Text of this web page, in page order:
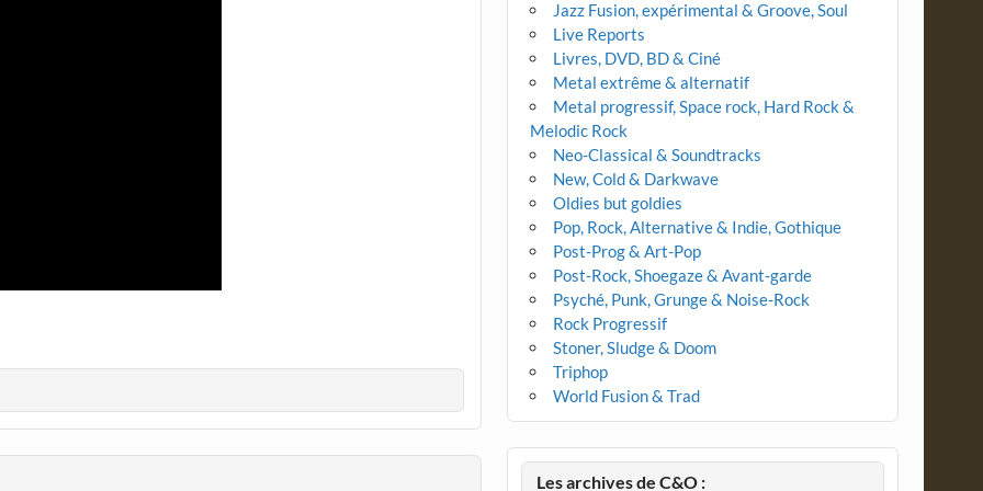
Jazz Fusion, expérimental & Groove, Soul
Live Reports
Livres, DVD, BD & Ciné
Metal extrême & alternatif
Metal progressif, Space rock, Hard Rock &
Melodic Rock
Neo-Classical & Soundtracks
New, Cold & Darkwave
Oldies but goldies
Pop, Rock, Alternative & Indie, Gothique
Post-Prog & Art-Pop
Post-Rock, Shoegaze & Avant-garde
Psyché, Punk, Grunge & Noise-Rock
Rock Progressif
Stoner, Sludge & Doom
Triphop
World Fusion & Trad
Les archives de C&O :